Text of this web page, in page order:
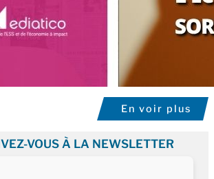
En voir plus
VOUS À LA NEWSLETTER